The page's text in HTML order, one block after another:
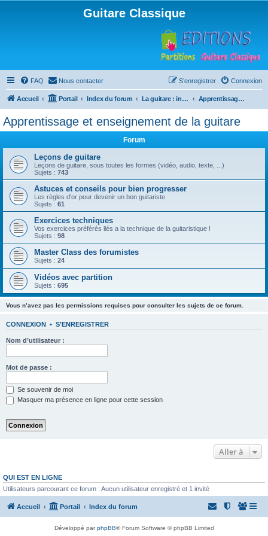
Guitare Classique
FAQ Nous contacter Connexion
S’enregistrer
Accueil Portail Index du forum La guitare : instrument, cours et théorie Apprentissage et enseignement de la guitare
Apprentissage et enseignement de la guitare
Forum
Leçons de guitare
Leçons de guitare, sous toutes les formes (vidéo, audio, texte, ...)
Sujets : 743
Astuces et conseils pour bien progresser
Les règles d'or pour devenir un bon guitariste
Sujets : 61
Exercices techniques
Vos exercices préférés liés a la technique de la guitaristique !
Sujets : 98
Master Class des forumistes
Sujets : 24
Vidéos avec partition
Sujets : 695
Vous n’avez pas les permissions requises pour consulter les sujets de ce forum.
CONNEXION • S’ENREGISTRER
Nom d’utilisateur :
Mot de passe :
Se souvenir de moi
Masquer ma présence en ligne pour cette session
Aller à
QUI EST EN LIGNE
Utilisateurs parcourant ce forum : Aucun utilisateur enregistré et 1 invité
Accueil Portail Index du forum
Développé parphpBB® Forum Software © phpBB Limited